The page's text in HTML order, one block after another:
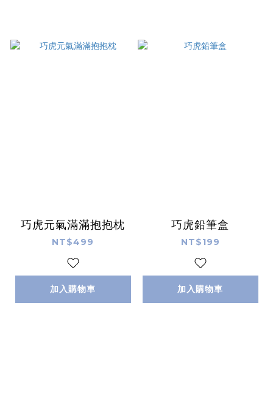
巧虎元氣滿滿抱抱枕
NT$499
加入購物車
巧虎鉛筆盒
NT$199
加入購物車